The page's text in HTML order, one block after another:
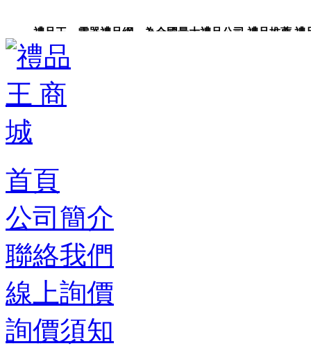
禮品王 電器禮品網 為全國最大禮品公司,禮品推薦,禮
卡,企業禮品,禮品小物,高級禮品,禮品網站。
首頁
公司簡介
聯絡我們
線上詢價
詢價須知